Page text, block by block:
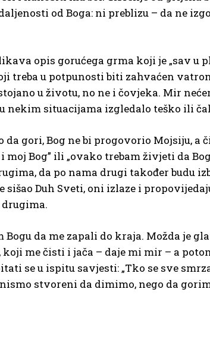
od Boga: ni preblizu – da ne
opis gorućega grma koji je „sav u
treba u potpunosti biti zahvaćen
u životu, no ne i čovjeka. Mir
nekim situacijama izgledalo teško ili
gori, Bog ne bi progovorio Mojsiju, a
Bog” ili „ovako trebam živjeti da
da po nama drugi također budu
Duh Sveti, oni izlaze i
da me zapali do kraja. Možda je
me čisti i jača – daje mi mir – a
se u ispitu savjesti: „Tko se sve
stvoreni da dimimo, nego da